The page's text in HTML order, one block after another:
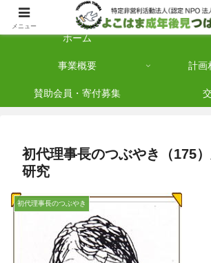
横浜市保土ケ谷区を拠点に「法人後見」を多数手がけ
ホーム
事業概要 計画
賛助会員・寄付募集
初代理事長のつぶやき（175
研究
初代理事長のつぶやき
メニュー